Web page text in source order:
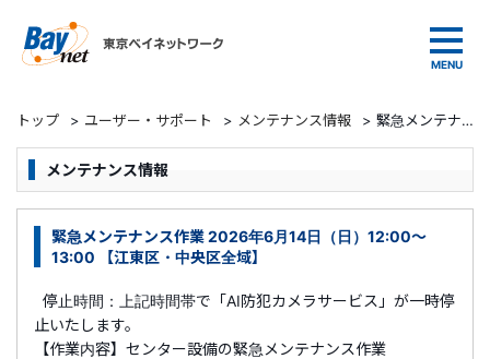
トップ > ユーザー・サポート > メンテナンス情報 > 緊急メンテナンス作業 2026年6月14日（日）12:00～13:00 【江東区・中央区全域】
メンテナンス情報
緊急メンテナンス作業 2026年6月14日（日）12:00～
13:00 【江東区・中央区全域】
停止時間：上記時間帯で「AI防犯カメラサービス」が一時停
止いたします。
【作業内容】センター設備の緊急メンテナンス作業